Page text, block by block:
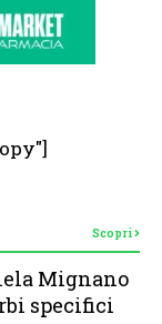
Scopri
Mignano
specifici